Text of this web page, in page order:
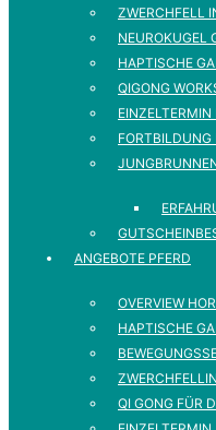
ZWERCHFELL
NEUROKUGEL
HAPTISCHE
QIGONG
ANGEBOTE PFERD
OVERVIEW
HAPTISCHE
QI GONG FÜR